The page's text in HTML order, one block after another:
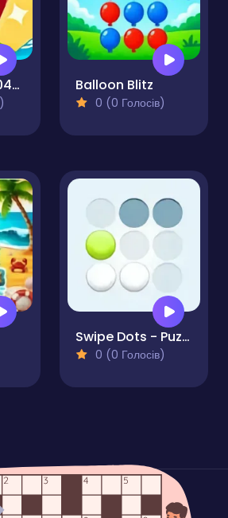
Chain Cube 2048 3D Balloon Blitz
0 (0 Голосів)
Swipe Dots - Puzzle
0 (0 Голосів)